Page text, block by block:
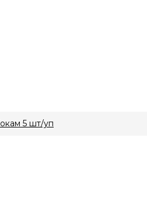
5 шт/уп